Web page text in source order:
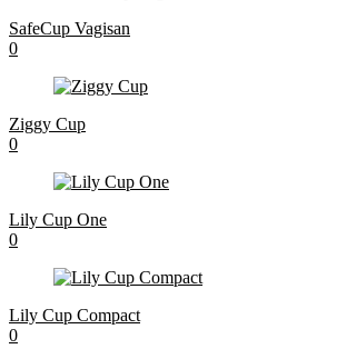
SafeCup Vagisan
0
Ziggy Cup
0
Lily Cup One
0
Lily Cup Compact
0